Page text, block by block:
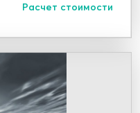
Расчет стоимости